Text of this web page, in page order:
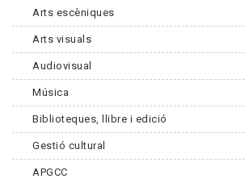
Arts escèniques
Arts visuals
Audiovisual
Música
Biblioteques, llibre i edició
Gestió cultural
APGCC